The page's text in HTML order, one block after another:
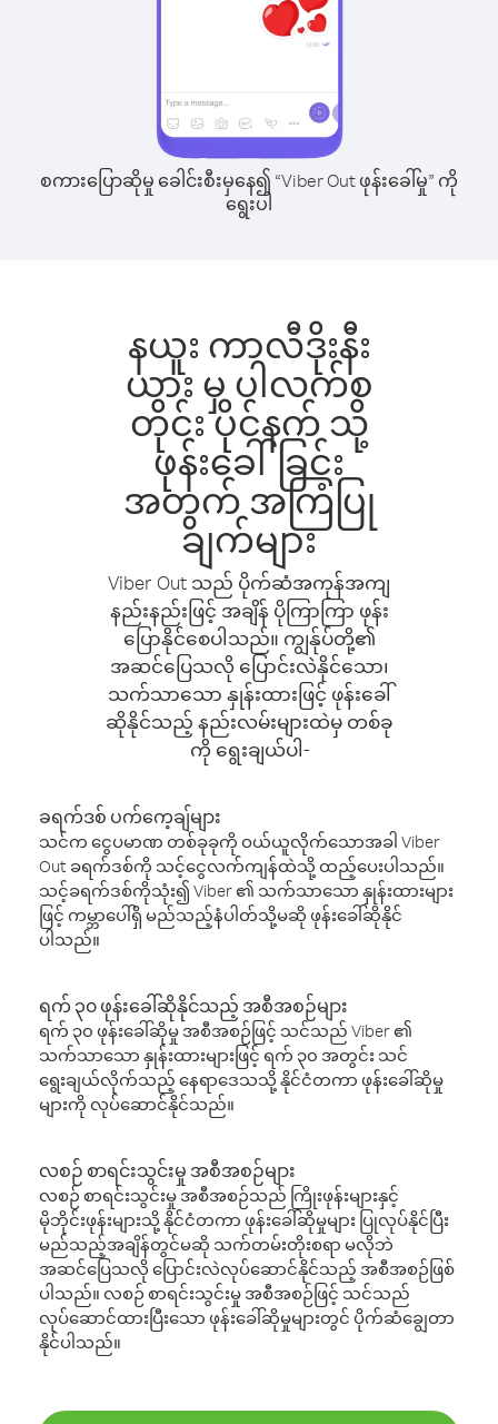
စကားပြောဆိုမှု ခေါင်းစီးမှနေ၍ “Viber Out ဖုန်းခေါ်မှု” ကို
ရွေးပါ
နယူး ကာလီဒိုးနီး
ယား မှ ပါလက်စ
တိုင်း ပိုင်နက် သို့
ဖုန်းခေါ်ခြင်း
အတွက် အကြံပြု
ချက်များ
Viber Out သည် ပိုက်ဆံအကုန်အကျ
နည်းနည်းဖြင့် အချိန် ပိုကြာကြာ ဖုန်း
ပြောနိုင်စေပါသည်။ ကျွန်ုပ်တို့၏
အဆင်ပြေသလို ပြောင်းလဲနိုင်သော၊
သက်သာသော နှုန်းထားဖြင့် ဖုန်းခေါ်
ဆိုနိုင်သည့် နည်းလမ်းများထဲမှ တစ်ခု
ကို ရွေးချယ်ပါ-
ခရက်ဒစ် ပက်ကေ့ချ်များ
သင်က ငွေပမာဏ တစ်ခုခုကို ဝယ်ယူလိုက်သောအခါ Viber
Out ခရက်ဒစ်ကို သင့်ငွေလက်ကျန်ထဲသို့ ထည့်ပေးပါသည်။
သင့်ခရက်ဒစ်ကိုသုံး၍ Viber ၏ သက်သာသော နှုန်းထားများ
ဖြင့် ကမ္ဘာပေါ်ရှိ မည်သည့်နံပါတ်သို့မဆို ဖုန်းခေါ်ဆိုနိုင်
ပါသည်။
ရက် ၃၀ ဖုန်းခေါ်ဆိုနိုင်သည့် အစီအစဉ်များ
ရက် ၃၀ ဖုန်းခေါ်ဆိုမှု အစီအစဉ်ဖြင့် သင်သည် Viber ၏
သက်သာသော နှုန်းထားများဖြင့် ရက် ၃၀ အတွင်း သင်
ရွေးချယ်လိုက်သည့် နေရာဒေသသို့ နိုင်ငံတကာ ဖုန်းခေါ်ဆိုမှု
များကို လုပ်ဆောင်နိုင်သည်။
လစဉ် စာရင်းသွင်းမှု အစီအစဉ်များ
လစဉ် စာရင်းသွင်းမှု အစီအစဉ်သည် ကြိုးဖုန်းများနှင့်
မိုဘိုင်းဖုန်းများသို့ နိုင်ငံတကာ ဖုန်းခေါ်ဆိုမှုများ ပြုလုပ်နိုင်ပြီး
မည်သည့်အချိန်တွင်မဆို သက်တမ်းတိုးစရာ မလိုဘဲ
အဆင်ပြေသလို ပြောင်းလဲလုပ်ဆောင်နိုင်သည့် အစီအစဉ်ဖြစ်
ပါသည်။ လစဉ် စာရင်းသွင်းမှု အစီအစဉ်ဖြင့် သင်သည်
လုပ်ဆောင်ထားပြီးသော ဖုန်းခေါ်ဆိုမှုများတွင် ပိုက်ဆံချွေတာ
နိုင်ပါသည်။